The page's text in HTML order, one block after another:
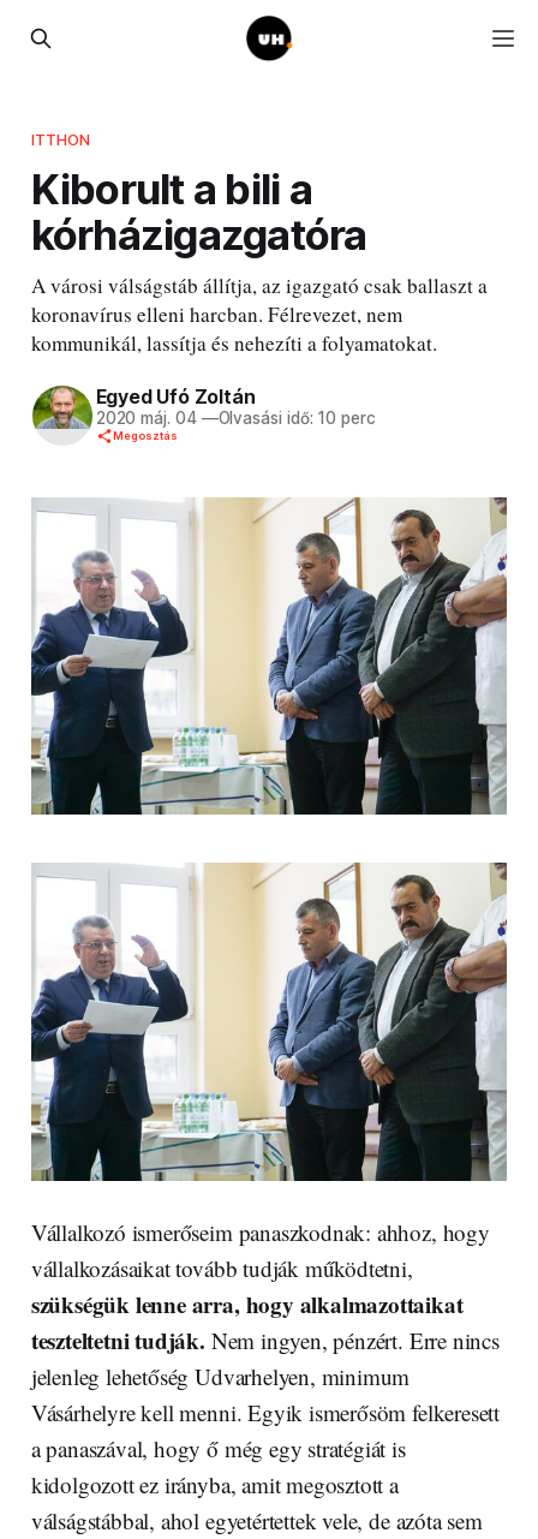
ITTHON
Kiborult a bili a
kórházigazgatóra
A városi válságstáb állítja, az igazgató csak ballaszt a
koronavírus elleni harcban. Félrevezet, nem
kommunikál, lassítja és nehezíti a folyamatokat.
Egyed Ufó Zoltán
2020 máj. 04 —Olvasási idő: 10 perc
Megosztás
Vállalkozó ismerőseim panaszkodnak: ahhoz, hogy
vállalkozásaikat tovább tudják működtetni,
szükségük lenne arra, hogy alkalmazottaikat
teszteltetni tudják. Nem ingyen, pénzért. Erre nincs
jelenleg lehetőség Udvarhelyen, minimum
Vásárhelyre kell menni. Egyik ismerősöm felkeresett
a panaszával, hogy ő még egy stratégiát is
kidolgozott ez irányba, amit megosztott a
válságstábbal, ahol egyetértettek vele, de azóta sem